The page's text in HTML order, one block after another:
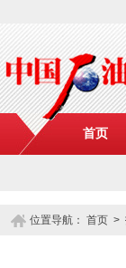
首页
位置导航： 首页 >